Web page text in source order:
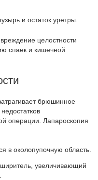
и остаток уретры.
целостности
спаек и кишечной
брюшинное
операции. Лапароскопия
в околопупочную область.
увеличивающий